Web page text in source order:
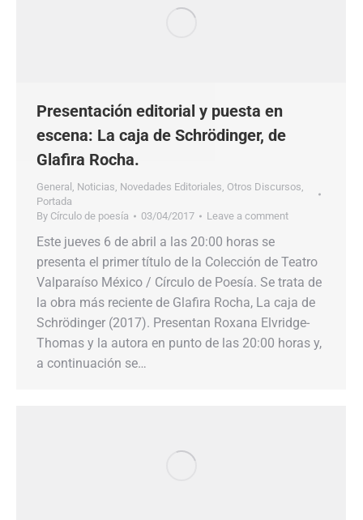
Presentación editorial y puesta en
escena: La caja de Schrödinger, de
Glafira Rocha.
General , Noticias, Novedades Editoriales, Otros Discursos,
Portada
By Círculo de poesía 03/04/2017 Leave a comment
Este jueves 6 de abril a las 20:00 horas se
presenta el primer título de la Colección de Teatro
Valparaíso México / Círculo de Poesía. Se trata de
la obra más reciente de Glafira Rocha, La caja de
Schrödinger (2017). Presentan Roxana Elvridge-
Thomas y la autora en punto de las 20:00 horas y,
a continuación se…